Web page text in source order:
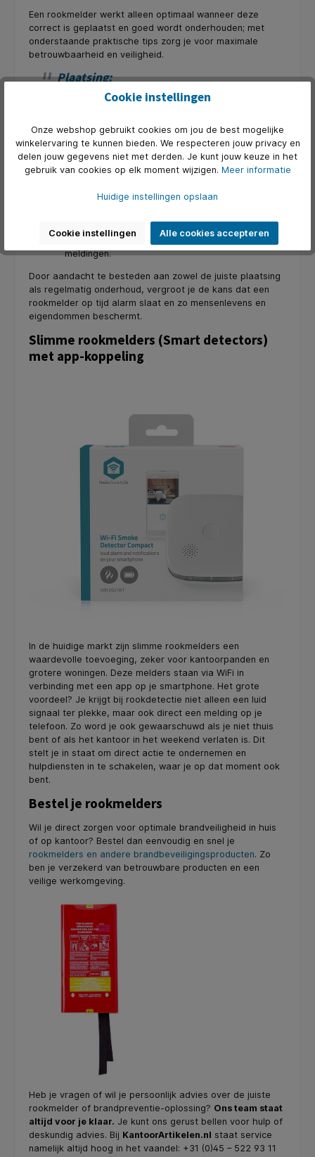
Een rookmelder werkt alleen optimaal wanneer deze
correct is geplaatst en goed wordt onderhouden; met
onderstaande praktische tips zorg je voor maximale
betrouwbaarheid en veiligheid.
Plaatsing:
Aan het plafond, liefst centraal in de ruimte.
Vermijd plaatsen bij ventilatieopeningen of boven
kookplaten.
Onderhoud:
Vervang oudere rookmelders na ±10 jaar-
namelijk de nummer 1 oorzaak van valse
meldingen.
Door aandacht te besteden aan zowel de juiste plaatsing
als regelmatig onderhoud, vergroot je de kans dat een
rookmelder op tijd alarm slaat en zo mensenlevens en
eigendommen beschermt.
Slimme rookmelders (Smart detectors)
met app-koppeling
In de huidige markt zijn slimme rookmelders een
waardevolle toevoeging, zeker voor kantoorpanden en
grotere woningen. Deze melders staan via WiFi in
verbinding met een app op je smartphone. Het grote
voordeel? Je krijgt bij rookdetectie niet alleen een luid
signaal ter plekke, maar ook direct een melding op je
telefoon. Zo word je ook gewaarschuwd als je niet thuis
bent of als het kantoor in het weekend verlaten is. Dit
stelt je in staat om direct actie te ondernemen en
hulpdiensten in te schakelen, waar je op dat moment ook
bent.
Bestel je rookmelders
Wil je direct zorgen voor optimale brandveiligheid in huis
of op kantoor? Bestel dan eenvoudig en snel je
rookmelders en andere brandbeveiligingsproducten. Zo
ben je verzekerd van betrouwbare producten en een
veilige werkomgeving.
Heb je vragen of wil je persoonlijk advies over de juiste
rookmelder of brandpreventie-oplossing? Ons team staat
altijd voor je klaar. Je kunt ons gerust bellen voor hulp of
deskundig advies. Bij KantoorArtikelen.nl staat service
namelijk altijd hoog in het vaandel: +31 (0)45 – 522 93 11
Cookie instellingen
Onze webshop gebruikt cookies om jou de best mogelijke
winkelervaring te kunnen bieden. We respecteren jouw privacy en
delen jouw gegevens niet met derden. Je kunt jouw keuze in het
gebruik van cookies op elk moment wijzigen. Meer informatie
Huidige instellingen opslaan
Cookie instellingen Alle cookies accepteren